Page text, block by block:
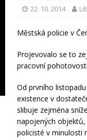
22. 10. 2014
Městská policie v
Projevovalo se to
pracovní
Od prvního
existence v
slibuje zejména
napojených
policisté v minulosti